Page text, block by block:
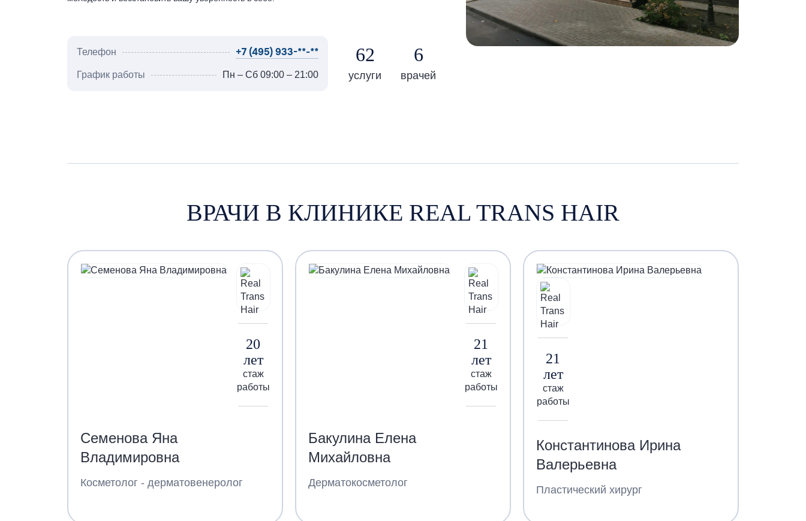
Телефон +7 (495) 933-**-**
График работы Пн – Сб 09:00 – 21:00
62
услуги
6
врачей
ВРАЧИ В КЛИНИКЕ REAL TRANS HAIR
20
лет
стаж
работы
Семенова Яна
Владимировна
Косметолог - дерматовенеролог
21
лет
стаж
работы
Бакулина Елена
Михайловна
Дерматокосметолог
21
лет
стаж
работы
Константинова Ирина
Валерьевна
Пластический хирург